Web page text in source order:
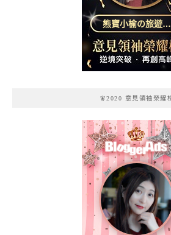
熊寶小榆の旅遊日
記
🧚2020 意見領袖榮耀